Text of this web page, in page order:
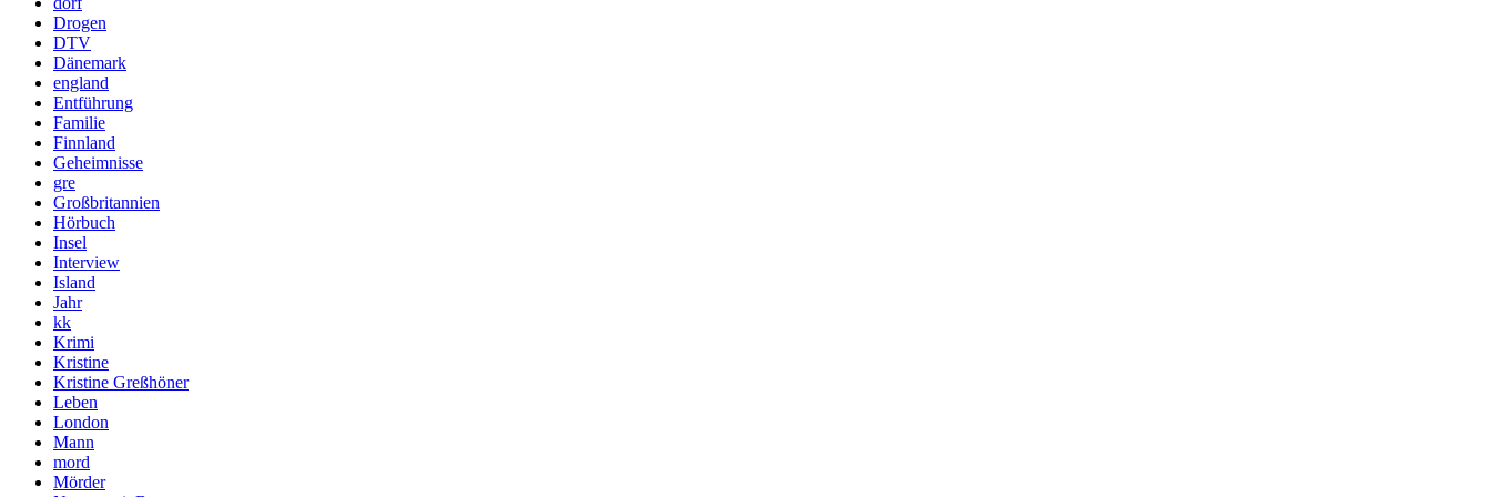
Drogen
DTV
Dänemark
england
Entführung
Familie
Finnland
Geheimnisse
gre
Großbritannien
Hörbuch
Insel
Interview
Island
Jahr
kk
Krimi
Kristine
Kristine Greßhöner
Leben
London
Mann
mord
Mörder